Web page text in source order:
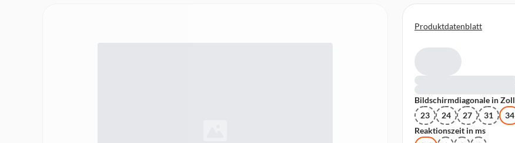
Produktdatenblatt
Bildschirmdiagonale in Zoll
23
24 27 31
34
Reaktionszeit in ms